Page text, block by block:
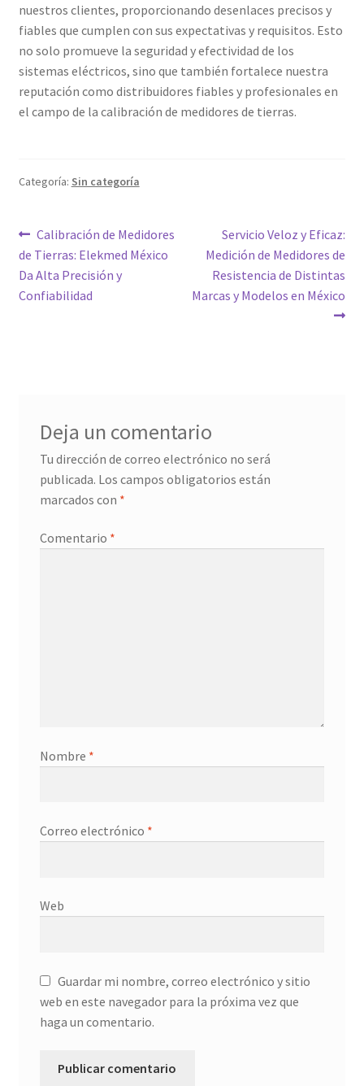
nuestros clientes, proporcionando desenlaces precisos y
fiables que cumplen con sus expectativas y requisitos. Esto
no solo promueve la seguridad y efectividad de los
sistemas eléctricos, sino que también fortalece nuestra
reputación como distribuidores fiables y profesionales en
el campo de la calibración de medidores de tierras.
Categoría: Sin categoría
Navegación
de
entradas
Entrada
anterior:
Calibración de Medidores
de Tierras: Elekmed México
Da Alta Precisión y
Confiabilidad
Siguiente
entrada:
Servicio Veloz y Eficaz:
Medición de Medidores de
Resistencia de Distintas
Marcas y Modelos en México
Deja un comentario
Tu dirección de correo electrónico no será
publicada. Los campos obligatorios están
marcados con *
Comentario *
Nombre *
Correo electrónico *
Web
Guardar mi nombre, correo electrónico y sitio
web en este navegador para la próxima vez que
haga un comentario.